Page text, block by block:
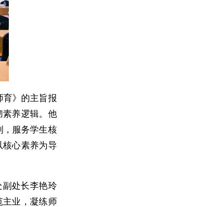
育》的主旨报
养逻辑。他
，服务学生核
心素养为导
处长李艳玲
业，凝练师